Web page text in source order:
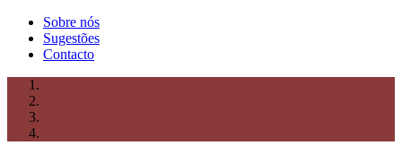
Sobre nós
Sugestões
Contacto